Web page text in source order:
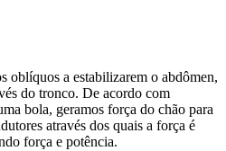
oblíquos a estabilizarem o abdômen,
do tronco. De acordo com
bola, geramos força do chão para
através dos quais a força é
força e potência.